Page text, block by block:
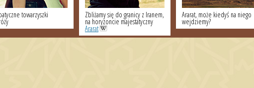
towarzyszki Zbliżamy się do granicy z Iranem,
na horyzoncie majestatyczny
Ararat
Ararat, może kiedyś na niego
wejdziemy?